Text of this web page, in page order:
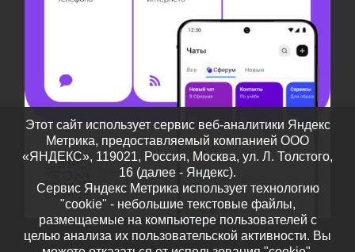
Этот сайт использует сервис веб-аналитики Яндекс
Метрика, предоставляемый компанией ООО
«ЯНДЕКС», 119021, Россия, Москва, ул. Л. Толстого,
16 (далее - Яндекс).
Сервис Яндекс Метрика использует технологию
"cookie" - небольшие текстовые файлы,
размещаемые на компьютере пользователей с
целью анализа их пользовательской активности. Вы